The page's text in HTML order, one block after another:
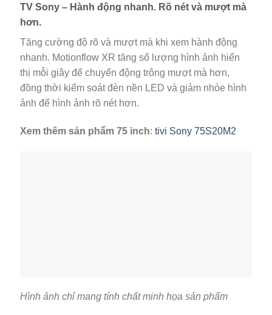
TV Sony – Hành động nhanh. Rõ nét và mượt mà
hơn.
Tăng cường độ rõ và mượt mà khi xem hành động
nhanh. Motionflow XR tăng số lượng hình ảnh hiển
thị mỗi giây để chuyển động trông mượt mà hơn,
đồng thời kiểm soát đèn nền LED và giảm nhòe hình
ảnh để hình ảnh rõ nét hơn.
Xem thêm sản phẩm 75 inch: tivi Sony 75S20M2
Hình ảnh chỉ mang tính chất minh họa sản phẩm